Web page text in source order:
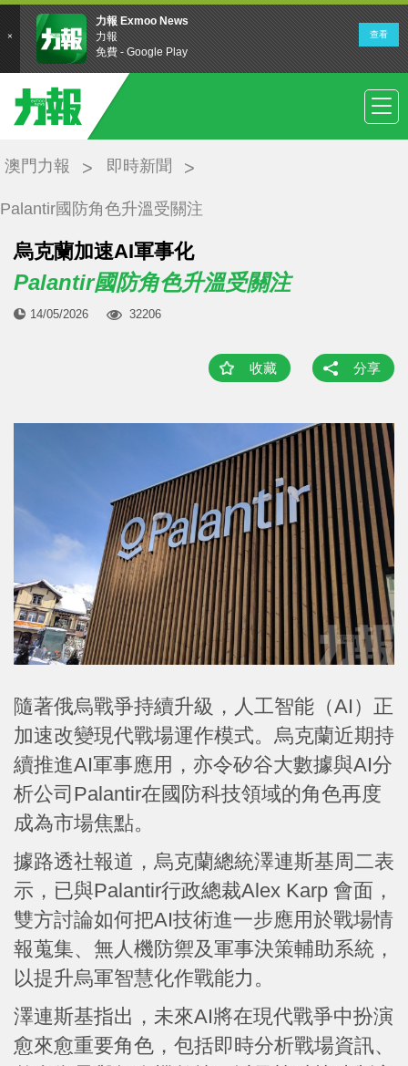
澳門力報 即時新聞
Palantir國防角色升溫受關注
烏克蘭加速AI軍事化
Palantir國防角色升溫受關注
14/05/2026 32206
收藏 分享
隨著俄烏戰爭持續升級，人工智能（AI）正
加速改變現代戰場運作模式。烏克蘭近期持
續推進AI軍事應用，亦令矽谷大數據與AI分
析公司Palantir在國防科技領域的角色再度
成為市場焦點。
據路透社報道，烏克蘭總統澤連斯基周二表
示，已與Palantir行政總裁Alex Karp 會面，
雙方討論如何把AI技術進一步應用於戰場情
報蒐集、無人機防禦及軍事決策輔助系統，
以提升烏軍智慧化作戰能力。
澤連斯基指出，未來AI將在現代戰爭中扮演
愈來愈重要角色，包括即時分析戰場資訊、